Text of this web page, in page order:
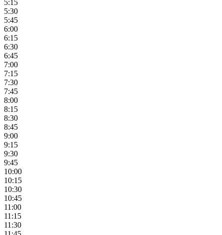
5:15
5:30
5:45
6:00
6:15
6:30
6:45
7:00
7:15
7:30
7:45
8:00
8:15
8:30
8:45
9:00
9:15
9:30
9:45
10:00
10:15
10:30
10:45
11:00
11:15
11:30